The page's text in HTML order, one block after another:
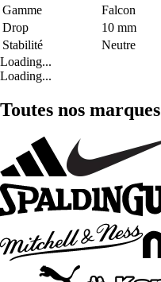
Gamme
Falcon
Drop
10 mm
Stabilité
Neutre
Loading...
Loading...
Toutes nos marques